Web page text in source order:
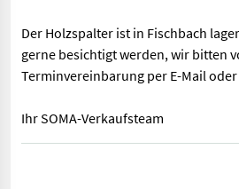
Der Holzspalter ist in Fischbach
gerne besichtigt werden, wir bitten
Terminvereinbarung per E-Mail
Ihr SOMA-Verkaufsteam
Lancman Holzspalter STX 21 C GP